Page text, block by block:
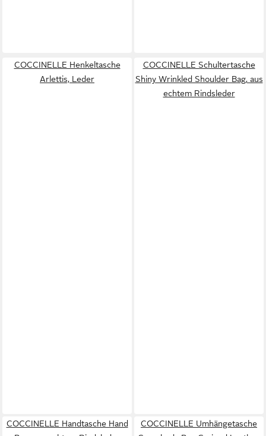
COCCINELLE Henkeltasche
Arlettis, Leder
COCCINELLE Schultertasche
Shiny Wrinkled Shoulder Bag, aus
echtem Rindsleder
COCCINELLE Handtasche Hand
COCCINELLE Umhängetasche